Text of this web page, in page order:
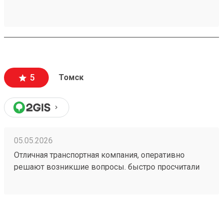
5 Томск
05.05.2026
Отличная транспортная компания, оперативно
решают возникшие вопросы. быстро просчитали